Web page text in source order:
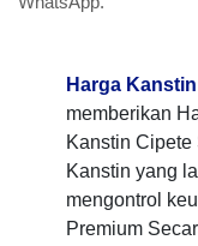
Harga
memberikan
Kanstin Cipete
Kanstin yang
mengontrol
Premium